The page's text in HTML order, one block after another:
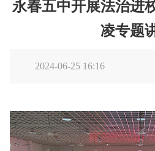
永春五中开展法治进
凌专题
2024-06-25 16:16